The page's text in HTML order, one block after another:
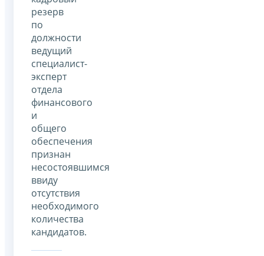
резерв
по
должности
ведущий
специалист-
эксперт
отдела
финансового
и
общего
обеспечения
признан
несостоявшимся
ввиду
отсутствия
необходимого
количества
кандидатов.